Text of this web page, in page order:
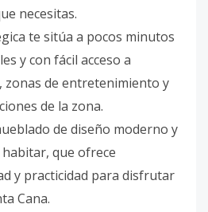
necesitas.
te sitúa a pocos minutos
y con fácil acceso a
zonas de entretenimiento y
de la zona.
de diseño moderno y
que ofrece
y practicidad para disfrutar
Cana.